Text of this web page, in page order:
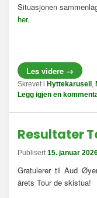
Situasjonen
her.
Les videre →
Skrevet i Hyttekarusell ,
Legg igjen en
Resultater
Publisert 15. januar
Gratulerer til Aud
årets Tour de skistua!